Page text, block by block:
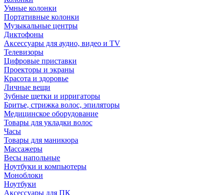
Умные колонки
Портативные колонки
Музыкальные центры
Диктофоны
Аксессуары для аудио, видео и TV
Телевизоры
Цифровые приставки
Проекторы и экраны
Красота и здоровье
Личные вещи
Зубные щетки и ирригаторы
Бритье, стрижка волос, эпиляторы
Медицинское оборудование
Товары для укладки волос
Часы
Товары для маникюра
Массажеры
Весы напольные
Ноутбуки и компьютеры
Моноблоки
Ноутбуки
Аксессуары для ПК